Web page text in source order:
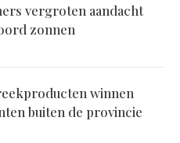
vergroten aandacht
zonnen
winnen
buiten de provincie